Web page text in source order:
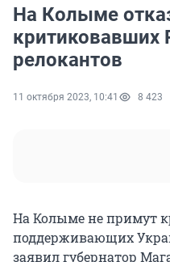
На Колыме
критиковавших
релокантов
11 октября 2023, 10:41 8 423
На Колыме не примут
поддерживающих
заявил губернатор